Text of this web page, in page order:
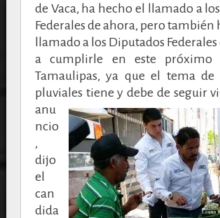
de Vaca, ha hecho el llamado a
Federales de ahora, pero también
llamado a los Diputados
a cumplirle en este próximo
Tamaulipas, ya que el tema de
pluviales tiene y debe de seguir
anu
ncio
,
dijo
el
can
dida